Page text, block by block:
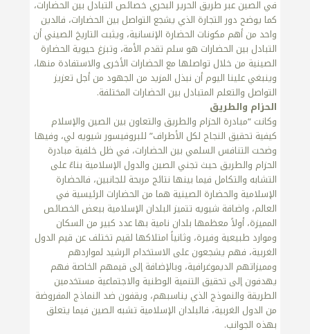
في الصين عبر طريق الحرير البحري خصائص التبادل بين الحضارات،
كما يوضح دور التجارة الذي يشجع التواصل بين الحضارات، فالدين
واحد من أهم مكونات الحضارة الإنسانية، ويثبت التاريخ الصيني أن
التبادل بين الحضارات هو سلم تقدم الأمة، وتبزغ حيوية الحضارة
الصينية من خلال تواصلها مع الحضارات الأخرى والاستفادة منها،
وينبغي علينا اليوم أن نبذل المزيد من الجهود من أجل تعزيز
التواصل والتعلم المتبادل بين الحضارات المختلفة.
الحزام والطريق
وكانت “مبادرة الحزام والطريق والتعاون بين الصين والإسلام
كيفية تحقيق النجاح لكل الأطراف” للبروفيسور شيويه لي، وفيها
وضحت التنافس السلمي بين الحضارات، في ظل خلفية مبادرة
الحزام والطريق حيث تجني الصين والدول الإسلامية بناءً على
التشابه والتكامل فيما بينها نتائج مربحة للجانبين، فالحضارة
الإسلامية والحضارة الصينية هما من الحضارات الرئيسية في
العالم، واضافة شيويه تتميز البلدان الإسلامية ببعض الخصائص
المميزة، أولاً معظمها بلدان نامية بها عدد كبير من السكان
وموارد طبيعية وفيرة، وثانياً امتلاكها لقيم تختلف عن قيم الدول
الغربية، فهم يشجعون على الاستخدام الرشيد لمواردهم
ومميزاتهم الديموغرافية، وبالإضافة إلى قيمهم الخاصة فهم
يهدفون إلى تحقيق التنمية الوطنية والاجتماعية مستخدمين
الطريقة والنموذج الذي يناسبهم، ويقفون ضد النماذج المفروضة
من الدول الغربية، فالبلدان الإسلامية تشبه الصين فيما يتعلق
بهذه الجوانب.